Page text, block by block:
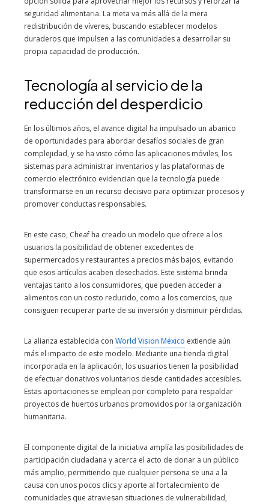
seguridad alimentaria. La meta va más allá de la mera
redistribución de víveres, buscando establecer modelos
duraderos que impulsen a las comunidades a desarrollar su
propia capacidad de producción.
Tecnología al servicio de la
reducción del desperdicio
En los últimos años, el avance digital ha impulsado un abanico
de oportunidades para abordar desafíos sociales de gran
complejidad, y se ha visto cómo las aplicaciones móviles, los
sistemas para administrar inventarios y las plataformas de
comercio electrónico evidencian que la tecnología puede
transformarse en un recurso decisivo para optimizar procesos y
promover conductas responsables.
En este caso, Cheaf ha creado un modelo que ofrece a los
usuarios la posibilidad de obtener excedentes de
supermercados y restaurantes a precios más bajos, evitando
que esos artículos acaben desechados. Este sistema brinda
ventajas tanto a los consumidores, que pueden acceder a
alimentos con un costo reducido, como a los comercios, que
consiguen recuperar parte de su inversión y disminuir pérdidas.
La alianza establecida con World Vision México extiende aún
más el impacto de este modelo. Mediante una tienda digital
incorporada en la aplicación, los usuarios tienen la posibilidad
de efectuar donativos voluntarios desde cantidades accesibles.
Estas aportaciones se emplean por completo para respaldar
proyectos de huertos urbanos promovidos por la organización
humanitaria.
El componente digital de la iniciativa amplía las posibilidades de
participación ciudadana y acerca el acto de donar a un público
más amplio, permitiendo que cualquier persona se una a la
causa con unos pocos clics y aporte al fortalecimiento de
comunidades que atraviesan situaciones de vulnerabilidad,